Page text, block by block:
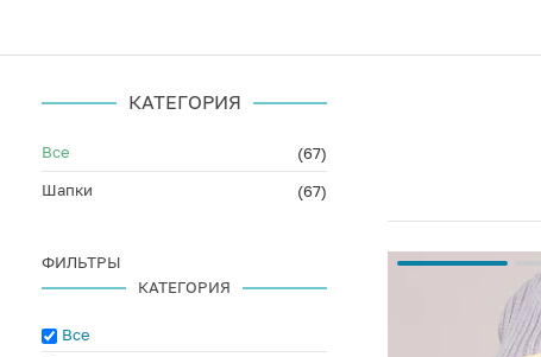
КАТЕГОРИЯ
Все
(67)
Шапки
(67)
ФИЛЬТРЫ
КАТЕГОРИЯ
Все